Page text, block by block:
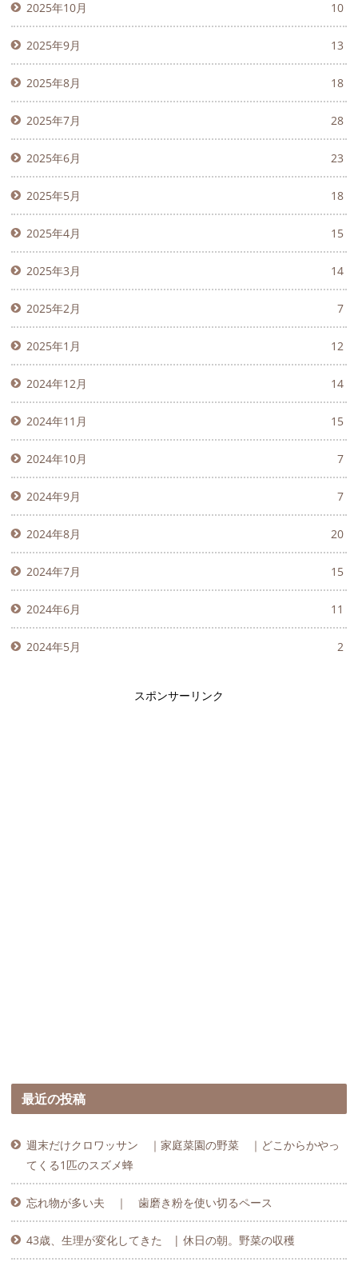
2025年10月 10
2025年9月 13
2025年8月 18
2025年7月 28
2025年6月 23
2025年5月 18
2025年4月 15
2025年3月 14
2025年2月 7
2025年1月 12
2024年12月 14
2024年11月 15
2024年10月 7
2024年9月 7
2024年8月 20
2024年7月 15
2024年6月 11
2024年5月 2
スポンサーリンク
最近の投稿
週末だけクロワッサン ｜家庭菜園の野菜 ｜どこからかやっ
てくる1匹のスズメ蜂
忘れ物が多い夫 ｜ 歯磨き粉を使い切るペース
43歳、生理が変化してきた | 休日の朝。野菜の収穫